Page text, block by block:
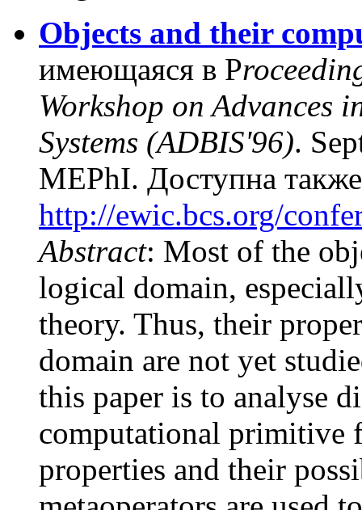
Objects and their
имеющаяся в P
Workshop on Advances
Systems (ADBIS'96).
MEPhI. Доступна
http://ewic.bcs.org/
Abstract: Most of the
logical domain,
theory. Thus, their
domain are not yet
this paper is to analyse
computational primitive
properties and their